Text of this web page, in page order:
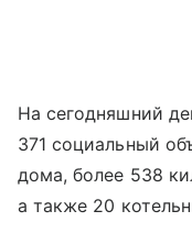
На сегодняшний
371 социальный
дома, более 538
а также 20